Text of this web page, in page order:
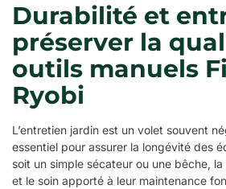
Durabilité et
préserver la
outils manuels
Ryobi
L’entretien jardin est un volet souvent
essentiel pour assurer la longévité des
soit un simple sécateur ou une bêche,
et le soin apporté à leur maintenance